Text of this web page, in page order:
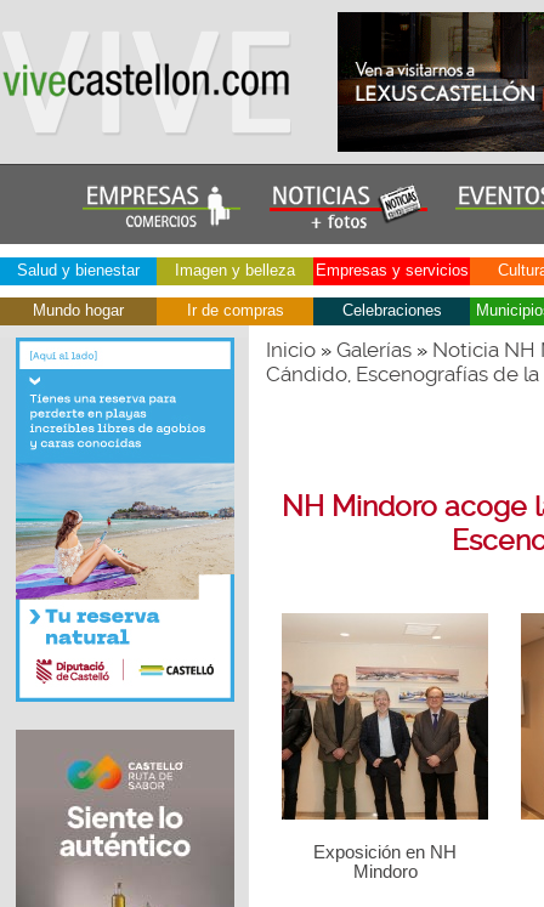
Salud y bienestar Imagen y belleza Empresas y servicios
Mundo hogar Ir de compras Celebraciones
Inicio» Galerías» Noticia NH
Cándido, Escenografías de
NH Mindoro acoge
Exposición en NH
Mindoro